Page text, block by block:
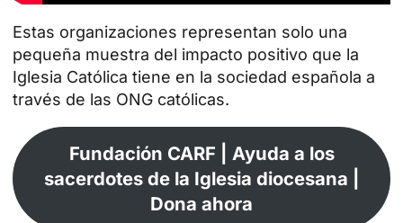
Estas organizaciones representan solo una
pequeña muestra del impacto positivo que la
Iglesia Católica tiene en la sociedad española a
través de las ONG católicas.
Fundación CARF | Ayuda a los
sacerdotes de la Iglesia diocesana |
Dona ahora